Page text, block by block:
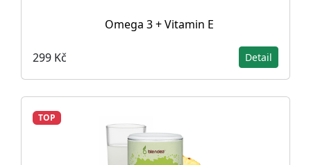
Omega 3 + Vitamin E
299 Kč Detail
TOP